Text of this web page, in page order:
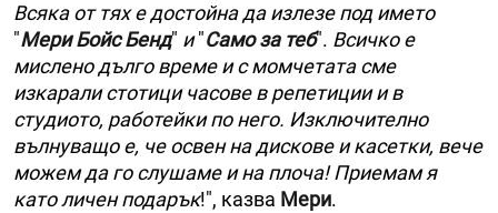
Всяка от тях е достойна да излезе под името
"Мери Бойс Бенд" и"Само за теб". Всичко е
мислено дълго време и с момчетата сме
изкарали стотици часове в репетиции и в
студиото, работейки по него. Изключително
вълнуващо е, че освен на дискове и касетки, вече
можем да го слушаме и на плоча! Приемам я
като личен подарък!", казва Мери.